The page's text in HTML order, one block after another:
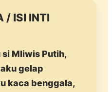
/ ISI INTI
si Mliwis Putih,
gelap
kaca benggala,